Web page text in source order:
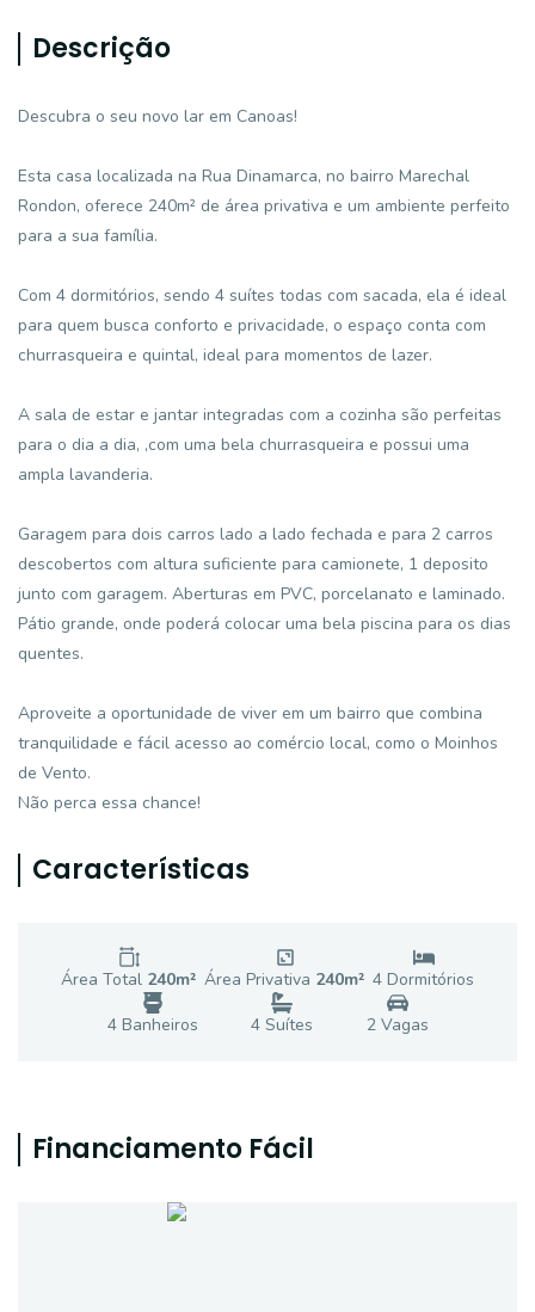
Descrição
Descubra o seu novo lar em Canoas!
Esta casa localizada na Rua Dinamarca, no bairro Marechal
Rondon, oferece 240m² de área privativa e um ambiente perfeito
para a sua família.
Com 4 dormitórios, sendo 4 suítes todas com sacada, ela é ideal
para quem busca conforto e privacidade, o espaço conta com
churrasqueira e quintal, ideal para momentos de lazer.
A sala de estar e jantar integradas com a cozinha são perfeitas
para o dia a dia, ,com uma bela churrasqueira e possui uma
ampla lavanderia.
Garagem para dois carros lado a lado fechada e para 2 carros
descobertos com altura suficiente para camionete, 1 deposito
junto com garagem. Aberturas em PVC, porcelanato e laminado.
Pátio grande, onde poderá colocar uma bela piscina para os dias
quentes.
Aproveite a oportunidade de viver em um bairro que combina
tranquilidade e fácil acesso ao comércio local, como o Moinhos
de Vento.
Não perca essa chance!
Características
Área Total 240m² Área Privativa 240m² 4 Dormitórios
4Banheiros 4 Suítes 2Vagas
Financiamento Fácil